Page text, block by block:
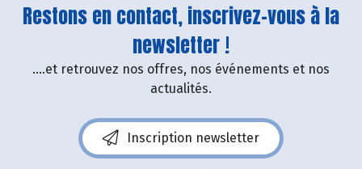
Restons en contact, inscrivez-vous à la
newsletter !
....et retrouvez nos offres, nos événements et nos
actualités.
Inscription newsletter